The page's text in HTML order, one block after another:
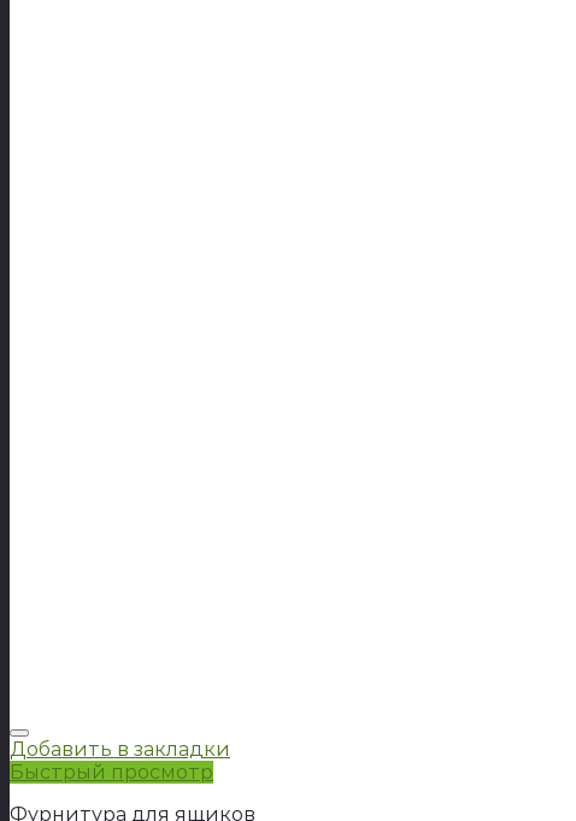
Добавить в закладки
Быстрый просмотр
Фурнитура для ящиков